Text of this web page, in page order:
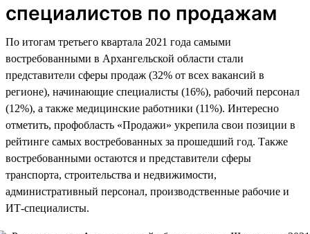
специалистов по продажам
По итогам третьего квартала 2021 года самыми
востребованными в Архангельской области стали
представители сферы продаж (32% от всех вакансий в
регионе), начинающие специалисты (16%), рабочий персонал
(12%), а также медицинские работники (11%). Интересно
отметить, профобласть «Продажи» укрепила свои позиции в
рейтинге самых востребованных за прошедший год. Также
востребованными остаются и представители сферы
транспорта, строительства и недвижимости,
административный персонал, производственные рабочие и
ИТ-специалисты.